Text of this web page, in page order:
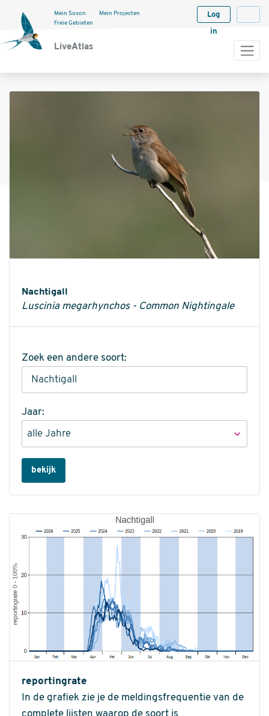
LiveAtlas
Mein Sovon
Mein Projecten
Freie Gebieten
Log
in
Nachtigall
Luscinia megarhynchos - Common Nightingale
Zoek een andere soort:
Jaar:
bekijk
reportingrate
In de grafiek zie je de meldingsfrequentie van de